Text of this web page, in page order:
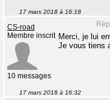
17 mars 2018 à 16:18
CS-road
Membre inscrit
10 messages
Merci, je lui
Je vous tiens
17 mars 2018 à 16:32